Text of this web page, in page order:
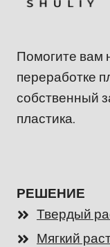
Помогите вам
переработке
собственный
пластика.
РЕШЕНИЕ
Твердый
Мягкий